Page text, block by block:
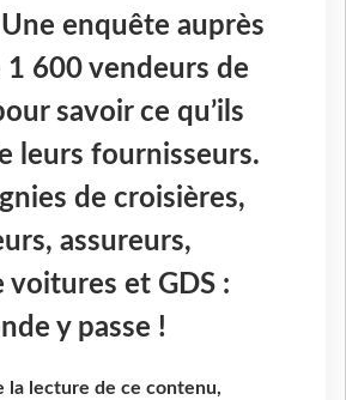
enquête auprès
1 600 vendeurs de
savoir ce qu’ils
leurs fournisseurs.
de croisières,
assureurs,
voitures et GDS :
y passe !
la lecture de ce contenu,